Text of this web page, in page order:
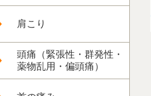
肩こり
頭痛（緊張性・群発性・
薬物乱用・偏頭痛）